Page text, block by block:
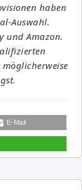
haben
Auswahl.
und Amazon.
E-Mail